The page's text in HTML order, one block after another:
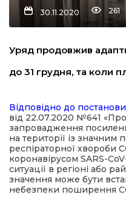
30.11.2020 261
Уряд продовжив
до 31 грудня, та коли
Відповідно до постанови
від 22.07.2020 №641
запровадження
на території із значним
респіраторної хвороби
коронавірусом SARS-
ситуації в регіоні або
значення може бути
небезпеки поширення